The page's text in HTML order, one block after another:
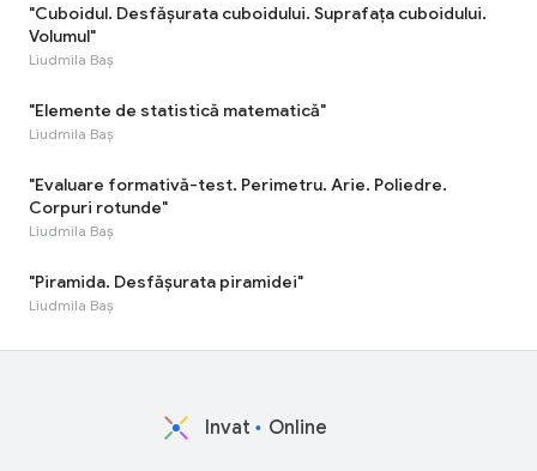
"Cuboidul. Desfășurata cuboidului. Suprafața cuboidului.
Volumul"
Liudmila Baș
"Elemente de statistică matematică"
Liudmila Baș
"Evaluare formativă-test. Perimetru. Arie. Poliedre.
Corpuri rotunde"
Liudmila Baș
"Piramida. Desfășurata piramidei"
Liudmila Baș
Invat Online